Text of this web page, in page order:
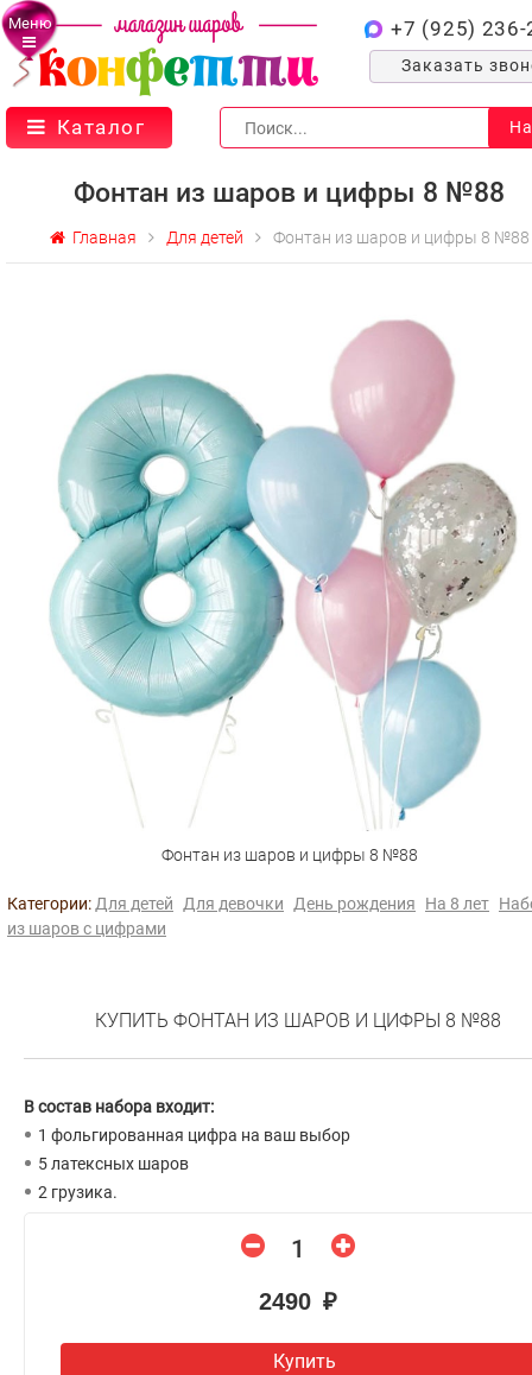
Меню +7 (925) 236-
Заказать
Каталог
Фонтан из шаров и цифры 8 №88
Главная Для детей Фонтан из шаров и цифры 8 №88
Фонтан из шаров и цифры 8 №88
Категории: Для детей Для девочки День рождения На 8 лет
из шаров с цифрами
КУПИТЬ ФОНТАН ИЗ ШАРОВ И ЦИФРЫ 8 №88
В состав набора входит:
1 фольгированная цифра на ваш выбор
5 латексных шаров
2 грузика.
2490 ₽
Купить